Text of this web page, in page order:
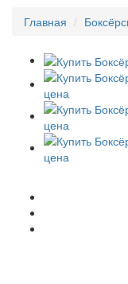
Главная